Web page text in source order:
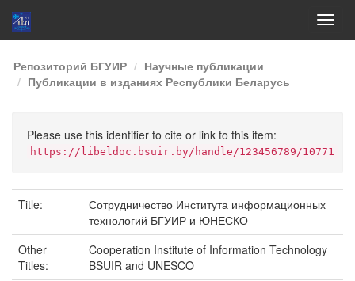
Skip
navigation
Репозиторий БГУИР
Научные публикации
Публикации в изданиях Республики Беларусь
Please use this identifier to cite or link to this item:
https://libeldoc.bsuir.by/handle/123456789/10771
Title:
Сотрудничество Института информационных
технологий БГУИР и ЮНЕСКО
Other
Titles:
Cooperation Institute of Information Technology
BSUIR and UNESCO